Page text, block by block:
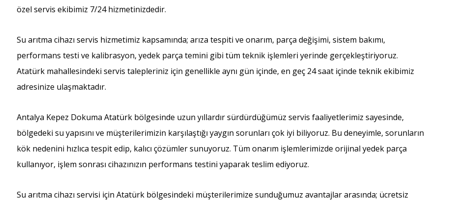
özel servis ekibimiz 7/24 hizmetinizdedir.
Su arıtma cihazı servis hizmetimiz kapsamında; arıza tespiti ve onarım, parça değişimi, sistem bakımı,
performans testi ve kalibrasyon, yedek parça temini gibi tüm teknik işlemleri yerinde gerçekleştiriyoruz.
Atatürk mahallesindeki servis talepleriniz için genellikle aynı gün içinde, en geç 24 saat içinde teknik ekibimiz
adresinize ulaşmaktadır.
Antalya Kepez Dokuma Atatürk bölgesinde uzun yıllardır sürdürdüğümüz servis faaliyetlerimiz sayesinde,
bölgedeki su yapısını ve müşterilerimizin karşılaştığı yaygın sorunları çok iyi biliyoruz. Bu deneyimle, sorunların
kök nedenini hızlıca tespit edip, kalıcı çözümler sunuyoruz. Tüm onarım işlemlerimizde orijinal yedek parça
kullanıyor, işlem sonrası cihazınızın performans testini yaparak teslim ediyoruz.
Su arıtma cihazı servisi için Atatürk bölgesindeki müşterilerimize sunduğumuz avantajlar arasında; ücretsiz